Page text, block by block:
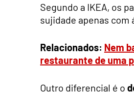
Segundo a IKEA, os
sujidade apenas com
Relacionados: Nem
restaurante de uma
Outro diferencial é o